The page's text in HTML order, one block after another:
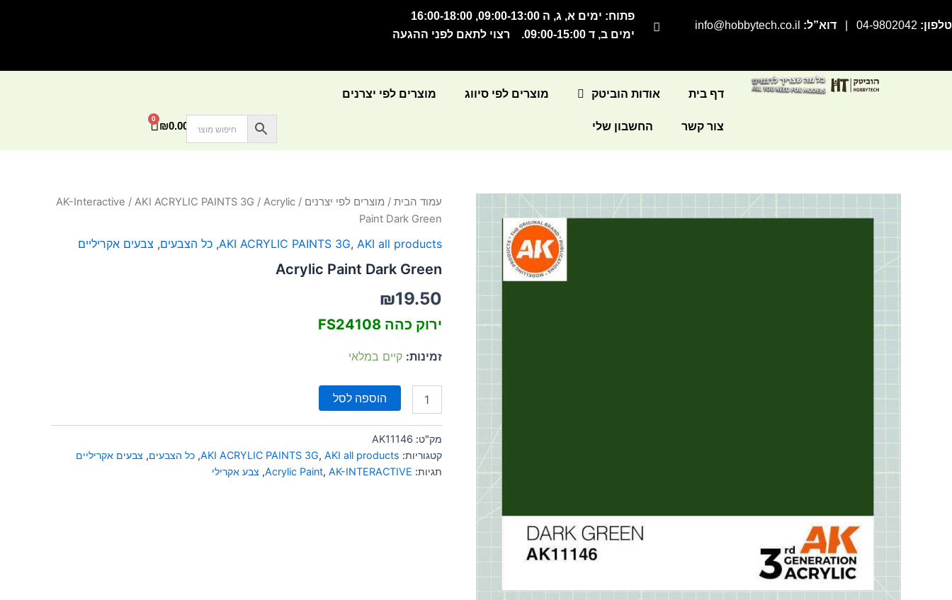
לתוכן
טלפון: 04-9802042 דוא”ל: info@hobbytech.co.il
F
a
b
o
פתוח: ימים א, ג, ה 09:00-13:00, 16:00-18:00
ימים ב, ד 09:00-15:00. רצוי לתאם לפני ההגעה
דף בית אודות הוביטק מוצרים לפי סיווג מוצרים לפי יצרנים
צור קשר החשבון שלי ₪0.00
0
עגלת
עמוד הבית / מוצרים לפי יצרנים /
AK-Interactive / AKI ACRYLIC PAINTS 3G / Acrylic
Paint Dark Green
AKI ACRYLIC PAINTS 3G, AKI all products
, כל הצבעים, צבעים אקריליים
Acrylic Paint Dark Green
₪19.50
ירוק כהה FS24108
זמינות: קיים במלאי
כמות
Paint
Green
הוספה לסל
מק"ט: AK11146
קטגוריות:
AKI ACRYLIC PAINTS 3G, AKI all products
, כל הצבעים, צבעים אקריליים
תגיות:
Acrylic Paint, AK-INTERACTIVE
, צבע אקרילי